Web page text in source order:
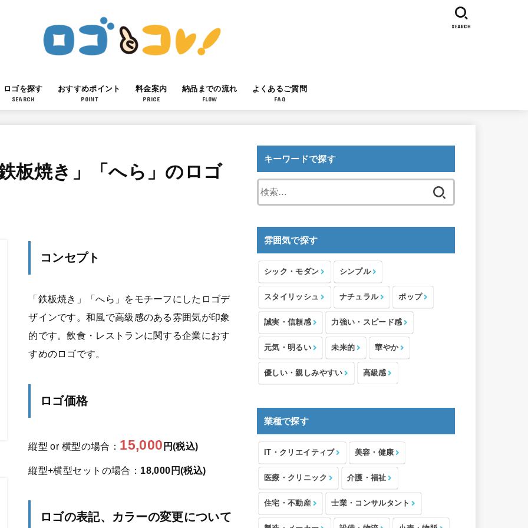
ロゴを探す
SEARCH
おすすめポイント
POINT
料金案内
PRICE
納品までの流れ
FLOW
よくあるご質問
FAQ
SEARCH
板焼き」「へら」のロゴ
コンセプト
「鉄板焼き」「へら」をモチーフにしたロゴデ
ザインです。和風で高級感のある雰囲気が印象
的です。飲食・レストランに関する企業におす
すめのロゴです。
ロゴ価格
縦型 or 横型の場合： 15,000 円(税込)
縦型+横型セットの場合： 18,000円(税込)
ロゴの表記、カラーの変更について
キーワードで探す
索:
雰囲気で探す
シック・モダン シンプル
スタイリッシュ ナチュラル ポップ
誠実・信頼感 力強い・スピード感
元気・明るい 未来的 華やか
優しい・親しみやすい 高級感
業種で探す
IT・クリエイティブ 美容・健康
医療・クリニック 介護・福祉
住宅・不動産 士業・コンサルタント